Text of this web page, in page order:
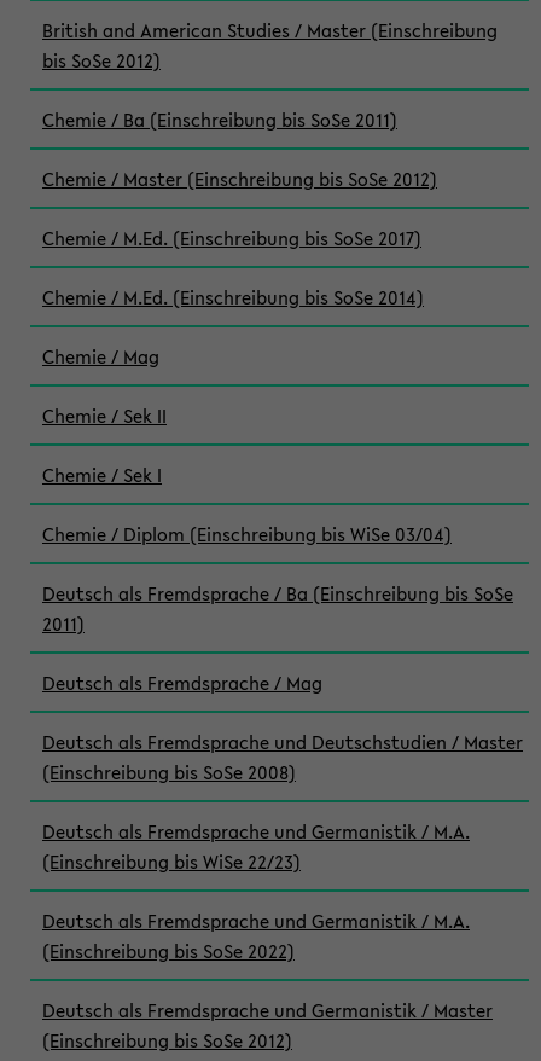
British and American Studies / Master (Einschreibung
bis SoSe 2012)
Chemie / Ba (Einschreibung bis SoSe 2011)
Chemie / Master (Einschreibung bis SoSe 2012)
Chemie / M.Ed. (Einschreibung bis SoSe 2017)
Chemie / M.Ed. (Einschreibung bis SoSe 2014)
Chemie / Mag
Chemie / Sek II
Chemie / Sek I
Chemie / Diplom (Einschreibung bis WiSe 03/04)
Deutsch als Fremdsprache / Ba (Einschreibung bis SoSe
2011)
Deutsch als Fremdsprache / Mag
Deutsch als Fremdsprache und Deutschstudien / Master
(Einschreibung bis SoSe 2008)
Deutsch als Fremdsprache und Germanistik / M.A.
(Einschreibung bis WiSe 22/23)
Deutsch als Fremdsprache und Germanistik / M.A.
(Einschreibung bis SoSe 2022)
Deutsch als Fremdsprache und Germanistik / Master
(Einschreibung bis SoSe 2012)